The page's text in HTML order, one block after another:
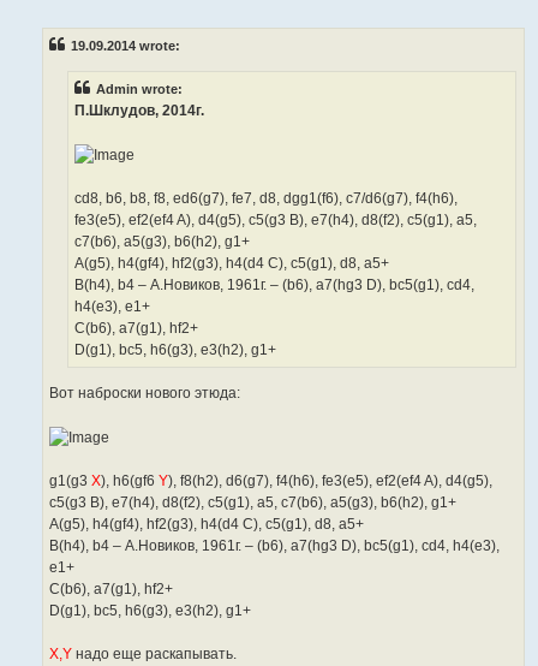
19.09.2014 wrote:
Admin wrote:
П.Шклудов, 2014г.
cd8, b6, b8, f8, ed6(g7), fe7, d8, dgg1(f6), c7/d6(g7), f4(h6),
fe3(e5), ef2(ef4 A), d4(g5), c5(g3 B), e7(h4), d8(f2), c5(g1), a5,
c7(b6), a5(g3), b6(h2), g1+
A(g5), h4(gf4), hf2(g3), h4(d4 C), c5(g1), d8, a5+
B(h4), b4 – А.Новиков, 1961г. – (b6), a7(hg3 D), bc5(g1), cd4,
h4(e3), e1+
C(b6), a7(g1), hf2+
D(g1), bc5, h6(g3), e3(h2), g1+
Вот наброски нового этюда:
g1(g3 X), h6(gf6 Y), f8(h2), d6(g7), f4(h6), fe3(e5), ef2(ef4 A), d4(g5),
c5(g3 B), e7(h4), d8(f2), c5(g1), a5, c7(b6), a5(g3), b6(h2), g1+
A(g5), h4(gf4), hf2(g3), h4(d4 C), c5(g1), d8, a5+
B(h4), b4 – А.Новиков, 1961г. – (b6), a7(hg3 D), bc5(g1), cd4, h4(e3),
e1+
C(b6), a7(g1), hf2+
D(g1), bc5, h6(g3), e3(h2), g1+
X,Y надо еще раскапывать.